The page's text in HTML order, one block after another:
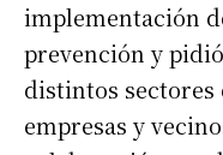
Nombre
Apellidos
implementación
prevención y
distintos sectores
empresas y